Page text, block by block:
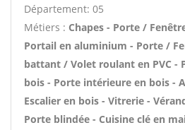
Département: 05
Métiers : Chapes - Porte /
Portail en aluminium - Porte /
battant / Volet roulant en PVC -
bois - Porte intérieure en bois -
Escalier en bois - Vitrerie -
Porte blindée - Cuisine clé en